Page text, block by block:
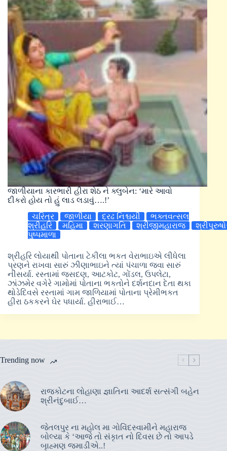
જાળીયાના કારભારી હીરા શેઠ ને ક્લુબેન: ‘મારે આવો
દીકરો હોય તો હું લાડ લડાવું….!’
ચરિત્ર
જાળીયા દ્રઢ નિશ્ચયી
ભક્તવત્સલ
શ્રીહરિ
મહિમા શરણાગતિ શ્રીજીમહારાજ
પુષ્પમાળા
શ્રીહરિ લોયાથી પોતાના ટેકીલા ભકત વેરાભાઇએ લીધેલા
પ્રણને રાખવા સારું ઝીણાભાઇને ત્યાં પંચાળા જવા સારું
નીસર્યા. રસ્તામાં જસદણ, આટકોટ, ગોંડલ, ઉપલેટા,
ઝાંઝમેર વગેરે ગામોમાં પોતાના ભકતોને દર્શનદાન દેતા થકા
થોડેદિવસે રસ્તામાં ગામ જાળિયામાં પોતાના પ્રેમીભકત
હીરા ઠકકરને ઘેર પધાર્યા. હીરાભાઈ…
Trending now
રાજકોટના લોહાણા જ્ઞાતિના આદર્શ સત્સંગી બહેન
શ્રીનંદુબાઈ…
જેતલપુર ના મહોલ મા ગોવિંદસ્વામીને મહારાજ
બોલ્યા કે ‘આજે તો સંકૃાત નો દિવસ છે તો આપડે
બૃાહ્મણ જમાડીએ..!